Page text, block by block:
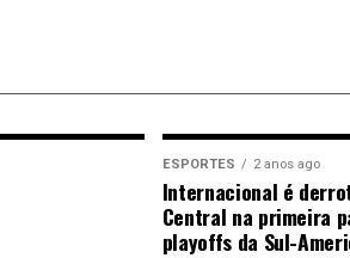
ESPORTES 2 anos ago
Internacional é
Central na primeira
playoffs da Sul-